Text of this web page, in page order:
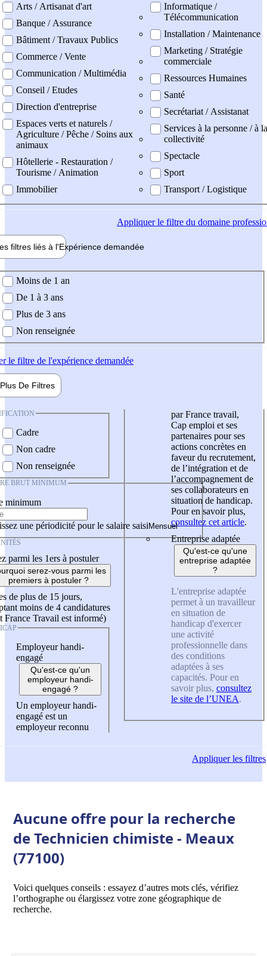
Arts / Artisanat d'art
Banque / Assurance
Bâtiment / Travaux Publics
Commerce / Vente
Communication / Multimédia
Conseil / Etudes
Direction d'entreprise
Espaces verts et naturels /
Agriculture / Pêche / Soins aux
animaux
Hôtellerie - Restauration /
Tourisme / Animation
Immobilier
Informatique /
Télécommunication
Installation / Maintenance
Marketing / Stratégie
commerciale
Ressources Humaines
Santé
Secrétariat / Assistanat
Services à la personne / à la
collectivité
Spectacle
Sport
Transport / Logistique
Appliquerle filtre du domaine
filtres liés à l'Expérience demandée
demandée
Moins de 1 an
De 1 à 3 ans
Plus de 3 ans
Non renseignée
le filtre de l'expérience demandée
Plus De Filtres
Cadre
Non cadre
Non renseignée
BRUT MINIMUM
minimum
une périodicité pour le salaire saisi
parmi les 1ers à postuler
serez-vous parmi les
premiers à postuler ?
de plus de 15 jours,
moins de 4 candidatures
France Travail est informé)
Employeur handi-
engagé
Qu'est-ce qu'un
employeur handi-
engagé ?
Un employeur handi-
engagé est un
employeur reconnu
par France travail,
Cap emploi et ses
partenaires pour ses
actions concrètes en
faveur du recrutement,
de l’intégration et de
l’accompagnement de
ses collaborateurs en
situation de handicap.
Pour en savoir plus,
consultez cet article.
Entreprise adaptée
Qu'est-ce qu'une
entreprise adaptée
?
L'entreprise adaptée
permet à un travailleur
en situation de
handicap d'exercer
une activité
professionnelle dans
des conditions
adaptées à ses
capacités. Pour en
savoir plus, consultez
le site de l’UNEA.
Appliquerles filtres
Aucune offre pour la recherche
de Technicien chimiste - Meaux
(77100)
Voici quelques conseils : essayez d’autres mots clés, vérifiez
l’orthographe ou élargissez votre zone géographique de
recherche.